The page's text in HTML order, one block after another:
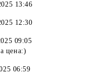
13:46
12:30
09:05
цена:)
06:59